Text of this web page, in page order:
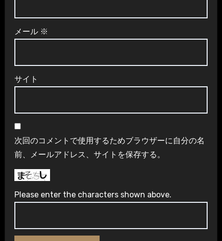
メール ※
サイト
次回のコメントで使用するためブラウザーに自分の名
前、メールアドレス、サイトを保存する。
Please enter the characters shown above.